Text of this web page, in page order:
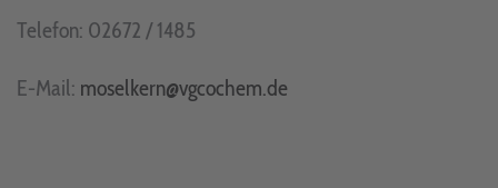
Telefon: 02672 / 1485
E-Mail: moselkern@vgcochem.de